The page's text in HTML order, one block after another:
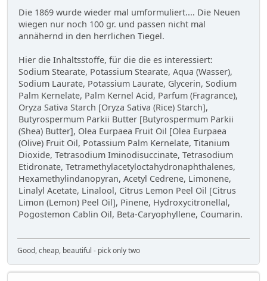
Die 1869 wurde wieder mal umformuliert.... Die Neuen
wiegen nur noch 100 gr. und passen nicht mal
annähernd in den herrlichen Tiegel.
Hier die Inhaltsstoffe, für die die es interessiert:
Sodium Stearate, Potassium Stearate, Aqua (Wasser),
Sodium Laurate, Potassium Laurate, Glycerin, Sodium
Palm Kernelate, Palm Kernel Acid, Parfum (Fragrance),
Oryza Sativa Starch [Oryza Sativa (Rice) Starch],
Butyrospermum Parkii Butter [Butyrospermum Parkii
(Shea) Butter], Olea Eurpaea Fruit Oil [Olea Eurpaea
(Olive) Fruit Oil, Potassium Palm Kernelate, Titanium
Dioxide, Tetrasodium Iminodisuccinate, Tetrasodium
Etidronate, Tetramethylacetyloctahydronaphthalenes,
Hexamethylindanopyran, Acetyl Cedrene, Limonene,
Linalyl Acetate, Linalool, Citrus Lemon Peel Oil [Citrus
Limon (Lemon) Peel Oil], Pinene, Hydroxycitronellal,
Pogostemon Cablin Oil, Beta-Caryophyllene, Coumarin.
Good, cheap, beautiful - pick only two